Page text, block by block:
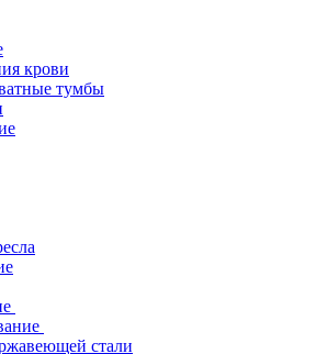
крови
тумбы
стали